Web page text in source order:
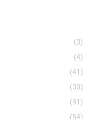
(3)
(4)
(41)
(30)
(91)
(54)